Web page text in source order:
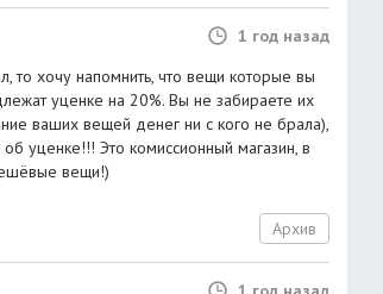
1 год назад
то хочу напомнить, что вещи которые вы
уценке на 20%. Вы не забираете их
ваших вещей денег ни с кого не брала),
уценке!!! Это комиссионный магазин, в
вещи!)
Архив